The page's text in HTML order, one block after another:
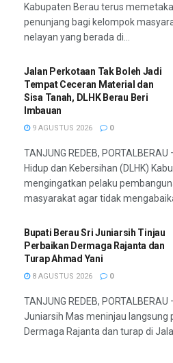
Kabupaten Berau terus
penunjang bagi kelompok
nelayan yang berada di...
Jalan Perkotaan Tak Boleh Jadi
Tempat Ceceran Material dan
Sisa Tanah, DLHK Berau Beri
Imbauan
9 AGUSTUS 2026 0
TANJUNG REDEB,
Hidup dan Kebersihan (DLHK)
mengingatkan pelaku
masyarakat agar tidak
Bupati Berau Sri Juniarsih Tinjau
Perbaikan Dermaga Rajanta dan
Turap Ahmad Yani
8 AGUSTUS 2026 0
TANJUNG REDEB,
Juniarsih Mas meninjau langsung
Dermaga Rajanta dan turap di